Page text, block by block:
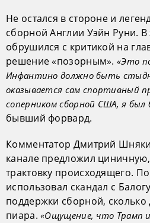
Не остался в стороне и
сборной Англии Уэйн Руни. В
обрушился с критикой на
решение «позорным». «Это
Инфантино должно быть
оказывается сам спортивный
соперником сборной США, я был
бывший форвард.
Комментатор Дмитрий
канале предложил
трактовку происходящего.
использовал скандал с
поддержки сборной, сколько
пиара.«Ощущение, что Трамп